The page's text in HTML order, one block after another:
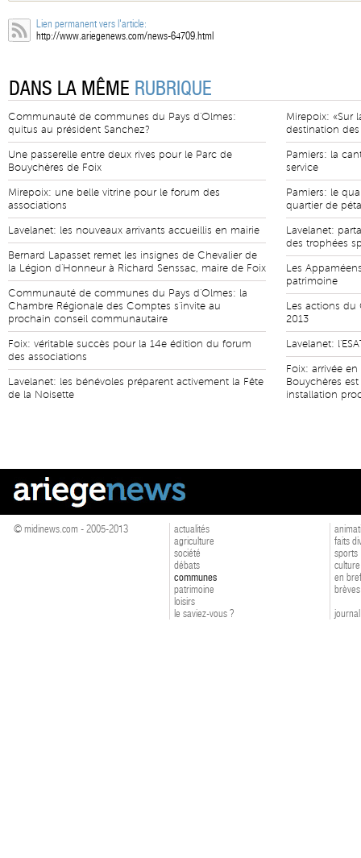
Lien permanent vers l'article:
http://www.ariegenews.com/news-64709.html
DANS LA MÊME RUBRIQUE
Communauté de communes du Pays d'Olmes:
quitus au président Sanchez?
Une passerelle entre deux rives pour le Parc de
Bouychères de Foix
Mirepoix: une belle vitrine pour le forum des
associations
Lavelanet: les nouveaux arrivants accueillis en mairie
Bernard Lapasset remet les insignes de Chevalier de
la Légion d'Honneur à Richard Senssac, maire de Foix
Communauté de communes du Pays d'Olmes: la
Chambre Régionale des Comptes s'invite au
prochain conseil communautaire
Foix: véritable succès pour la 14e édition du forum
des associations
Lavelanet: les bénévoles préparent activement la Fête
de la Noisette
Mirepoix: «Sur
destination
Pamiers: la
service
Pamiers: le
quartier de
Lavelanet:
des trophées
Les
patrimoine
Les actions du
2013
Lavelanet:
Foix: arrivée
Bouychères
installation
© midinews.com - 2005-2013
actualités
agriculture
société
débats
communes
patrimoine
loisirs
le saviez-vous ?
faits
sports
culture
en bref
brèves